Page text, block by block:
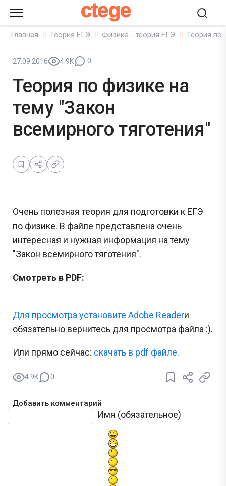
ctege
Главная Теория ЕГЭ Физика - теория ЕГЭ Теория по
27.09.2016 4.9K 0
Теория по физике на
тему "Закон
всемирного тяготения"
Очень полезная теория для подготовки к ЕГЭ
по физике. В файле представлена очень
интересная и нужная информация на тему
"Закон всемирного тяготения".
Смотреть в PDF:
Для просмотра установите Adobe Readerи
обязательно вернитесь для просмотра файла :).
Или прямо сейчас: cкачать в pdf файле.
4.9K 0
Добавить комментарий
Имя (обязательное)